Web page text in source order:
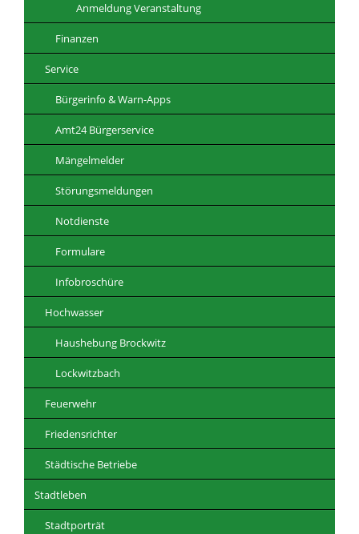
Anmeldung Veranstaltung
Finanzen
Service
Bürgerinfo & Warn-Apps
Amt24 Bürgerservice
Mängelmelder
Störungsmeldungen
Notdienste
Formulare
Infobroschüre
Hochwasser
Haushebung Brockwitz
Lockwitzbach
Feuerwehr
Friedensrichter
Städtische Betriebe
Stadtleben
Stadtporträt